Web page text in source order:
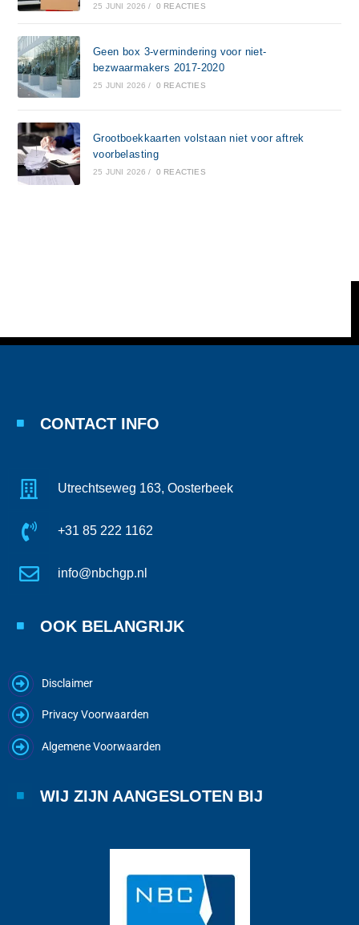
25 JUNI 2026 / 0 REACTIES
Geen box 3-vermindering voor niet-
bezwaarmakers 2017-2020
25 JUNI 2026 / 0 REACTIES
Grootboekkaarten volstaan niet voor aftrek
voorbelasting
25 JUNI 2026 / 0 REACTIES
CONTACT INFO
Utrechtseweg 163, Oosterbeek
+31 85 222 1162
info@nbchgp.nl
OOK BELANGRIJK
Disclaimer
Privacy Voorwaarden
Algemene Voorwaarden
WIJ ZIJN AANGESLOTEN BIJ